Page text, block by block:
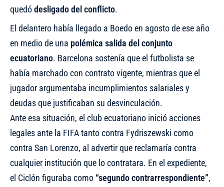
quedódesligado del conflicto.
El delantero había llegado a Boedo en agosto de ese año
en medio de una polémica salida del conjunto
ecuatoriano. Barcelona sostenía que el futbolista se
había marchado con contrato vigente, mientras que el
jugador argumentaba incumplimientos salariales y
deudas que justificaban su desvinculación.
Ante esa situación, el club ecuatoriano inició acciones
legales ante la FIFA tanto contra Fydriszewski como
contra San Lorenzo, al advertir que reclamaría contra
cualquier institución que lo contratara. En el expediente,
el Ciclón figuraba como “segundo contrarrespondiente”,